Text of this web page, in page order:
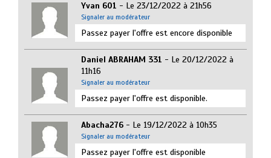
Yvan 601 - Le 23/12/2022 à 21h56
Signaler au modérateur
Passez payer l'offre est encore disponible
Daniel ABRAHAM 331 - Le 20/12/2022 à
11h16
Signaler au modérateur
Passez payer l'offre est disponible.
Abacha276 - Le 19/12/2022 à 10h35
Signaler au modérateur
Passez payer l'offre est disponible